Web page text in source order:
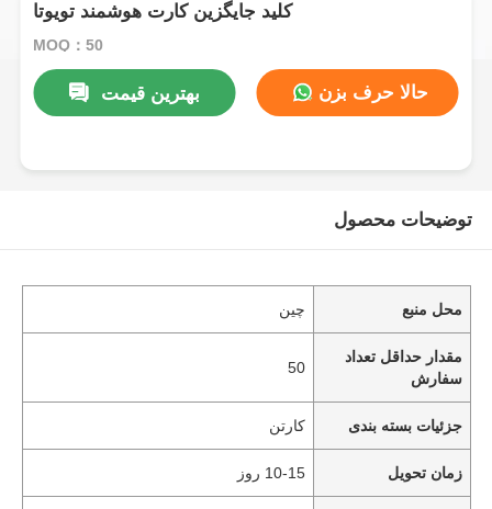
کليد جایگزین کارت هوشمند تويوتا
MOQ：50
بهترین قیمت حالا حرف بزن
توضیحات محصول
محل منبع چین
مقدار حداقل تعداد
سفارش
50
جزئیات بسته بندی کارتن
زمان تحویل 10-15 روز